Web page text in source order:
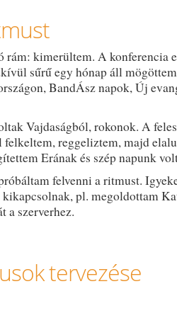
rám: kimerültem. A konferencia
sűrű egy hónap áll
BandÁsz napok, Új
Vajdaságból, rokonok. A
reggeliztem, majd
Erának és szép napunk
felvenni a ritmust.
pl. megoldottam
a szerverhez.
tervezése